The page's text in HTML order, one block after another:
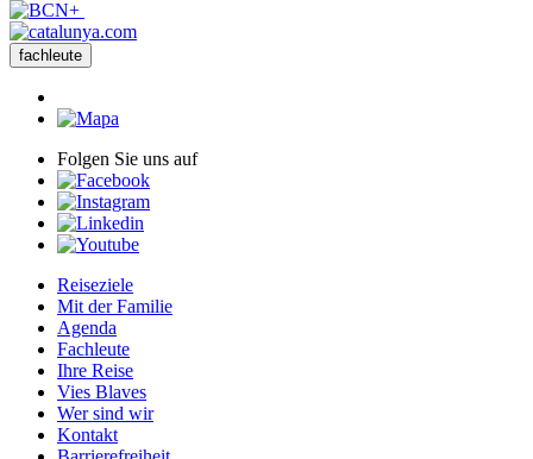
fachleute
Folgen Sie uns auf
Reiseziele
Mit der Familie
Agenda
Fachleute
Ihre Reise
Vies Blaves
Wer sind wir
Kontakt